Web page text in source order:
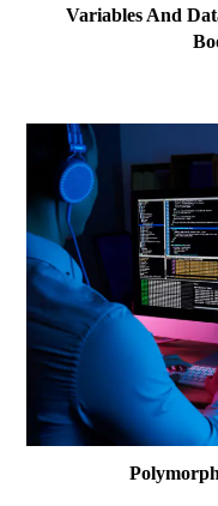
Variables And